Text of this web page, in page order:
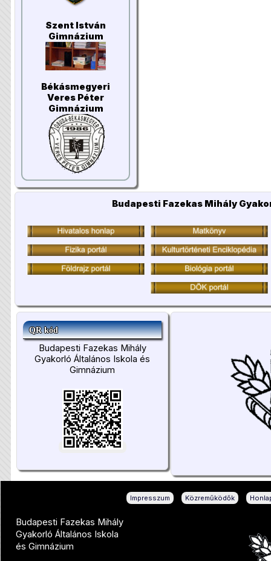
Szent István
Gimnázium
Békásmegyeri
Veres Péter
Gimnázium
Budapesti Fazekas Mihály
QR kód
Budapesti Fazekas Mihály
Gyakorló Általános Iskola és
Gimnázium
Impresszum Közreműködők
Budapesti Fazekas Mihály
Gyakorló Általános Iskola
és Gimnázium